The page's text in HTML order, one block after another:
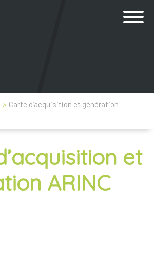
> Carte d’acquisition et génération
et
ARINC